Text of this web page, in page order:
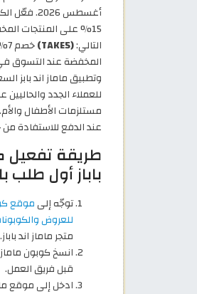
أغسطس 2026. فعّل الكود
15% على المنتجات
التالي:(TAKE5)
المخفضة عند التسوق
وتطبيق ماماز اند بابز
للعملاء الجدد
مستلزمات الأطفال
عند الدفع للاستفادة
طريقة تفعيل
باباز أول طلب
توجّه إلىموقع
للعروض
متجر ماماز اند باباز.
انسخ كوبون ماماز
قبل فريق العمل.
ادخل إلى موقع